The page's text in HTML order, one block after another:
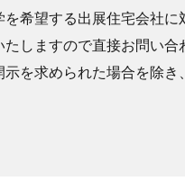
希望する出展住宅会社に
しますので直接お問い合
を求められた場合を除き